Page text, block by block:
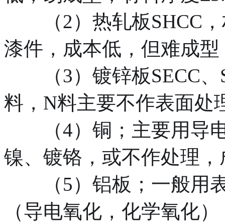
（2）热轧板SHCC，
漆件，成本低，但难成
（3）镀锌板SECC、
料，N料主要不作表面处
（4）铜；主要用导电
镍、镀铬，或不作处理
（5）铝板；一般用表
（导电氧化，化学氧化